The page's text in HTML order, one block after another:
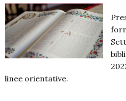
linee orientative.